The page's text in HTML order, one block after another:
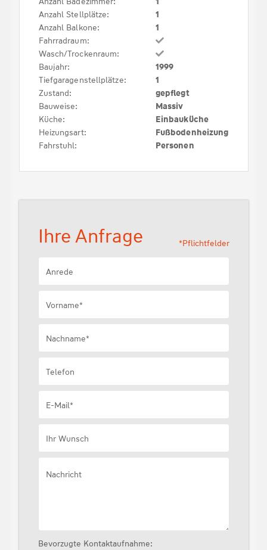
Anzahl Stellplätze:
1
Anzahl Balkone:
1
Fahrradraum:
Wasch/Trockenraum:
Baujahr:
1999
Tiefgaragenstellplätze:
1
Zustand:
gepflegt
Bauweise:
Massiv
Küche:
Einbauküche
Heizungsart:
Fußbodenheizung
Fahrstuhl:
Personen
*Pflichtfelder
Ihre Anfrage
Anrede
Vorname*
Nachname*
Telefon
E-Mail*
Ihr Wunsch
Nachricht
Bevorzugte Kontaktaufnahme: